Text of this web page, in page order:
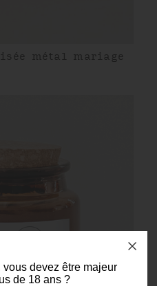
métal mariage
devez être majeur
de 18 ans ?